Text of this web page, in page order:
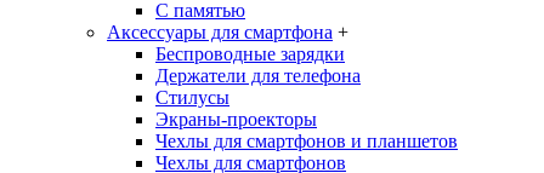
С памятью
Аксессуары для смартфона +
Беспроводные зарядки
Держатели для телефона
Стилусы
Экраны-проекторы
Чехлы для смартфонов и планшетов
Чехлы для смартфонов